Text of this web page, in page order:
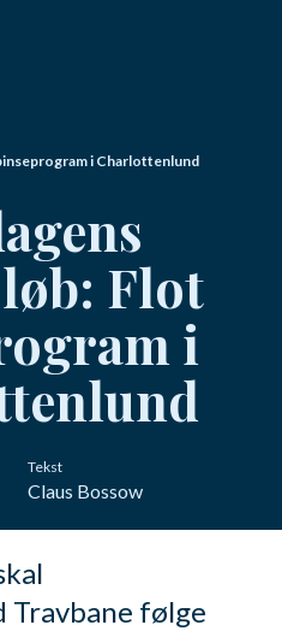
i Charlottenlund
Flot
i
Tekst
Claus Bossow
følge